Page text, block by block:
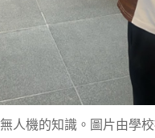
人機的知識。圖片由學